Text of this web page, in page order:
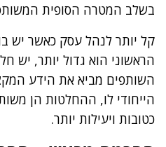
בשלב המטרה הסופית
קל יותר לנהל עסק כאשר יש
הראשוני הוא גדול יותר, יש
השותפים מביא את הידע
הייחודי לו, ההחלטות הן
כטובות ויעילות יותר.